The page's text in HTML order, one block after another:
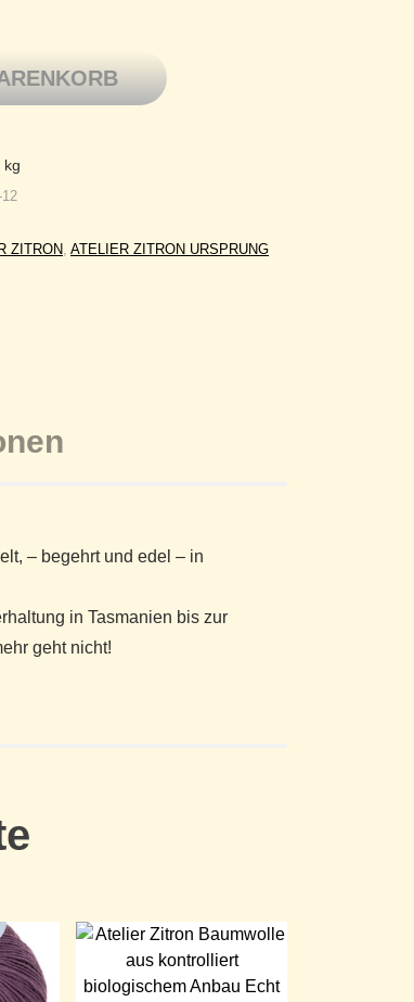
kg
ZITRON ATELIER ZITRON URSPRUNG
– begehrt und edel – in
in Tasmanien bis zur
geht nicht!